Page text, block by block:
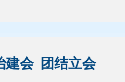
建会 团结立会